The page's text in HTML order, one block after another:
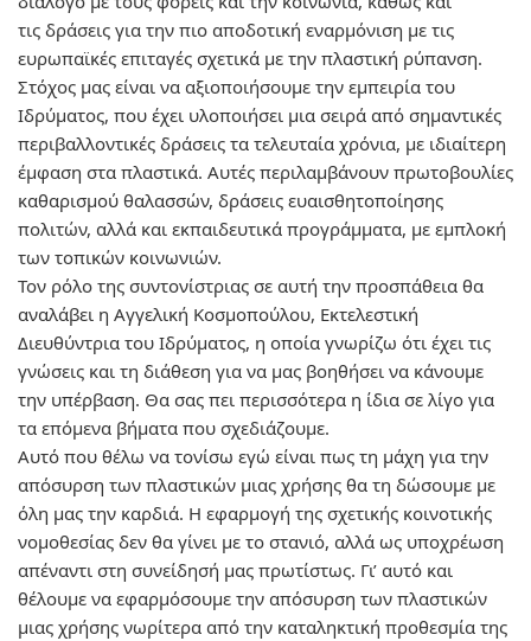
τις δράσεις για την πιο αποδοτική εναρμόνιση με τις
ευρωπαϊκές επιταγές σχετικά με την πλαστική ρύπανση.
Στόχος μας είναι να αξιοποιήσουμε την εμπειρία του
Ιδρύματος, που έχει υλοποιήσει μια σειρά από σημαντικές
περιβαλλοντικές δράσεις τα τελευταία χρόνια, με ιδιαίτερη
έμφαση στα πλαστικά. Αυτές περιλαμβάνουν πρωτοβουλίες
καθαρισμού θαλασσών, δράσεις ευαισθητοποίησης
πολιτών, αλλά και εκπαιδευτικά προγράμματα, με εμπλοκή
των τοπικών κοινωνιών.
Τον ρόλο της συντονίστριας σε αυτή την προσπάθεια θα
αναλάβει η Αγγελική Κοσμοπούλου, Εκτελεστική
Διευθύντρια του Ιδρύματος, η οποία γνωρίζω ότι έχει τις
γνώσεις και τη διάθεση για να μας βοηθήσει να κάνουμε
την υπέρβαση. Θα σας πει περισσότερα η ίδια σε λίγο για
τα επόμενα βήματα που σχεδιάζουμε.
Αυτό που θέλω να τονίσω εγώ είναι πως τη μάχη για την
απόσυρση των πλαστικών μιας χρήσης θα τη δώσουμε με
όλη μας την καρδιά. Η εφαρμογή της σχετικής κοινοτικής
νομοθεσίας δεν θα γίνει με το στανιό, αλλά ως υποχρέωση
απέναντι στη συνείδησή μας πρωτίστως. Γι’ αυτό και
θέλουμε να εφαρμόσουμε την απόσυρση των πλαστικών
μιας χρήσης νωρίτερα από την καταληκτική προθεσμία της